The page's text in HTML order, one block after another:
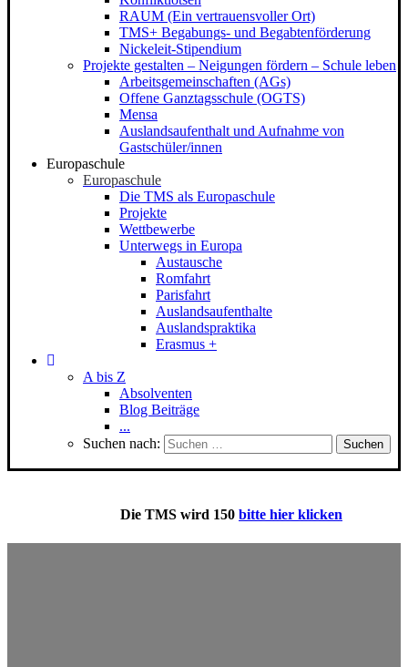
RAUM (Ein vertrauensvoller Ort)
TMS+ Begabungs- und Begabtenförderung
Nickeleit-Stipendium
Projekte gestalten – Neigungen fördern – Schule leben
Arbeitsgemeinschaften (AGs)
Offene Ganztagsschule (OGTS)
Mensa
Auslandsaufenthalt und Aufnahme von
Gastschüler/innen
Europaschule
Europaschule
Die TMS als Europaschule
Projekte
Wettbewerbe
Unterwegs in Europa
Austausche
Romfahrt
Parisfahrt
Auslandsaufenthalte
Auslandspraktika
Erasmus +
A bis Z
Absolventen
Blog Beiträge
...
Suchen nach:
Die TMS wird 150 bitte hier klicken